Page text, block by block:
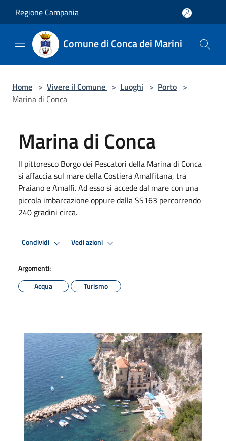
Regione Campania
Comune di Conca dei Marini
Home > Vivere il Comune > Luoghi > Porto >
Marina di Conca
Marina di Conca
Il pittoresco Borgo dei Pescatori della Marina di Conca
si affaccia sul mare della Costiera Amalfitana, tra
Praiano e Amalfi. Ad esso si accede dal mare con una
piccola imbarcazione oppure dalla SS163 percorrendo
240 gradini circa.
Condividi Vedi azioni
Argomenti:
Acqua
Turismo